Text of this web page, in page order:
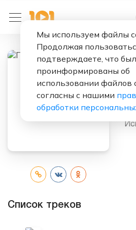
Список треков
Мы используем файлы
Продолжая
подтверждаете, что
проинформированы об
использовании файлов
согласны с нашими
обработки